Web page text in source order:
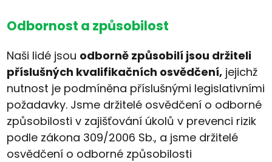
Odbornost a způsobilost
Naši lidé jsou odborně způsobilí jsou držiteli
příslušných kvalifikačních osvědčení, jejichž
nutnost je podmíněna příslušnými legislativními
požadavky. Jsme držitelé osvědčení o odborné
způsobilosti v zajišťování úkolů v prevenci rizik
podle zákona 309/2006 Sb., a jsme držitelé
osvědčení o odborné způsobilosti